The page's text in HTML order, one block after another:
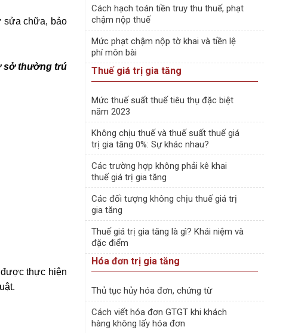
sửa chữa, bảo
sở thường trú
thực hiện
Cách hạch toán tiền truy thu thuế, phạt
chậm nộp thuế
Mức phạt chậm nộp tờ khai và tiền lệ
phí môn bài
Thuế giá trị gia tăng
Mức thuế suất thuế tiêu thụ đặc biệt
năm 2023
Không chịu thuế và thuế suất thuế giá
trị gia tăng 0%: Sự khác nhau?
Các trường hợp không phải kê khai
thuế giá trị gia tăng
Các đối tượng không chịu thuế giá trị
gia tăng
Thuế giá trị gia tăng là gì? Khái niệm và
đặc điểm
Hóa đơn trị gia tăng
Thủ tục hủy hóa đơn, chứng từ
Cách viết hóa đơn GTGT khi khách
hàng không lấy hóa đơn